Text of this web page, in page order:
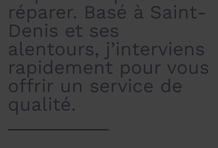
réparer. Basé à Saint-
Denis et ses
alentours, j’interviens
rapidement pour vous
offrir un service de
qualité.